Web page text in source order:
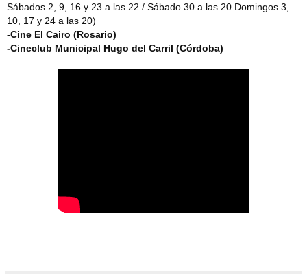
Sábados 2, 9, 16 y 23 a las 22 / Sábado 30 a las 20 Domingos 3,
10, 17 y 24 a las 20)
-Cine El Cairo (Rosario)
-Cineclub Municipal Hugo del Carril (Córdoba)